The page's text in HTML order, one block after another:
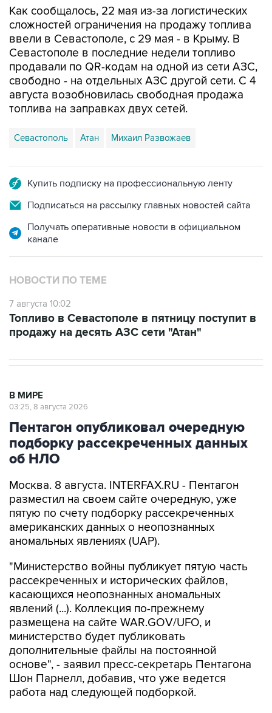
ввели в Севастополе, с 29 мая - в Крыму. В
Севастополе в последние недели топливо
продавали по QR-кодам на одной из сети АЗС,
свободно - на отдельных АЗС другой сети. С 4
августа возобновилась свободная продажа
топлива на заправках двух сетей.
Севастополь Атан Михаил Развожаев
Подписаться на рассылку главных новостей сайта
Получать оперативные новости в официальном
НОВОСТИ ПО ТЕМЕ
7 августа 10:02
продажу на десять АЗС сети "Атан"
Пентагон опубликовал очередную
подборку рассекреченных данных
об НЛО
Москва. 8 августа. INTERFAX.RU - Пентагон
пятую по счету подборку рассекреченных
американских данных о неопознанных
аномальных явлениях (UAP).
"Министерство войны публикует пятую часть
касающихся неопознанных аномальных
явлений (...). Коллекция по-прежнему
размещена на сайте WAR.GOV/UFO, и
министерство будет публиковать
дополнительные файлы на постоянной
основе", - заявил пресс-секретарь Пентагона
Шон Парнелл, добавив, что уже ведется
работа над следующей подборкой.
Как и в предыдущих публикациях, в